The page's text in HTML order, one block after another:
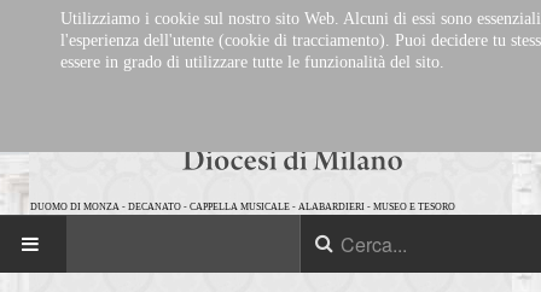
DUOMO DI MONZA - DECANATO - CAPPELLA MUSICALE - ALABARDIERI - MUSEO E TESORO
Utilizziamo i cookie sul nostro sito Web. Alcuni di essi sono
l'esperienza dell'utente (cookie di tracciamento). Puoi decidere tu
essere in grado di utilizzare tutte le funzionalità del sito.